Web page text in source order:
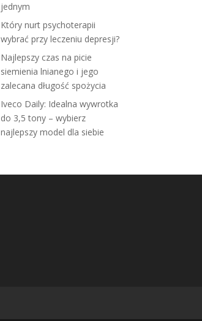
jednym
Który nurt psychoterapii
wybrać przy leczeniu depresji?
Najlepszy czas na picie
siemienia lnianego i jego
zalecana długość spożycia
Iveco Daily: Idealna wywrotka
do 3,5 tony – wybierz
najlepszy model dla siebie